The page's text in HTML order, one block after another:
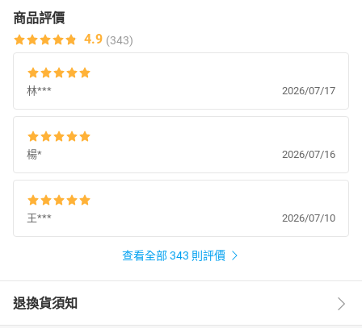
商品評價
4.9 (343)
林*** 2026/07/17
楊* 2026/07/16
王*** 2026/07/10
查看全部 343 則評價
退換貨須知